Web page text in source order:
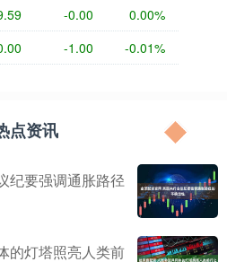
-0.00 0.00%
-1.00 -0.01%
点资讯
纪要强调通胀路径
的灯塔照亮人类前